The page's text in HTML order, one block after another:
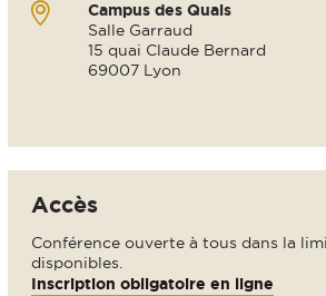
Campus des Quais
Salle Garraud
15 quai Claude Bernard
69007 Lyon
Accès
Conférence ouverte à tous dans la
disponibles.
Inscription obligatoire en ligne